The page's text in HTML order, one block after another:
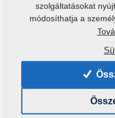
Termékkód: r00061
Tömeg:
ÁFA-val
pc.:
szolgáltatásokat
módosíthatja a